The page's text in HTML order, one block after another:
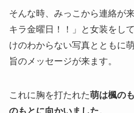
そんな時、みっこから連絡が
キラ金曜日！！」と女装をし
けのわからない写真とともに
旨のメッセージが来ます。
これに胸を打たれた萌は楓の
のもとに向かいました。